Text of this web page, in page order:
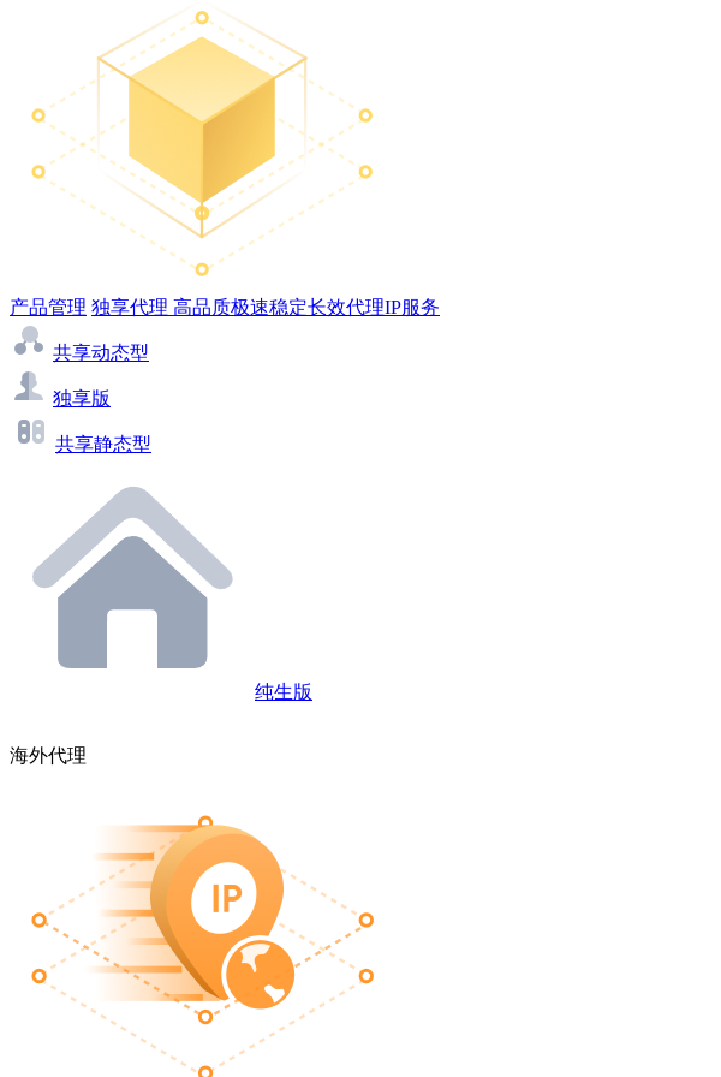
产品管理 独享代理 高品质极速稳定长效代理IP服务
共享动态型
独享版
共享静态型
纯生版
海外代理